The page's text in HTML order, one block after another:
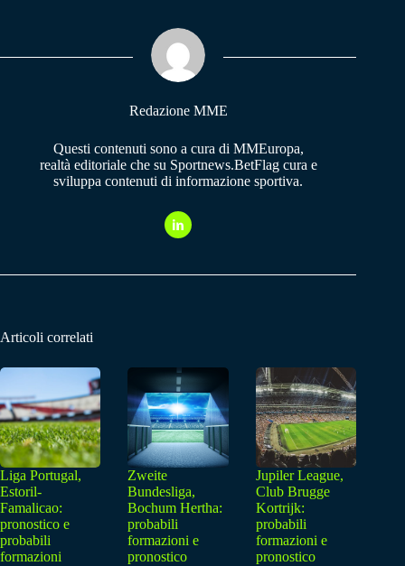
pp m
Redazione MME
Questi contenuti sono a cura di MMEuropa,
realtà editoriale che su Sportnews.BetFlag cura e
sviluppa contenuti di informazione sportiva.
Articoli correlati
Liga Portugal,
Estoril-
Famalicao:
pronostico e
probabili
formazioni
Zweite
Bundesliga,
Bochum Hertha:
probabili
formazioni e
pronostico
Jupiler League,
Club Brugge
Kortrijk:
probabili
formazioni e
pronostico